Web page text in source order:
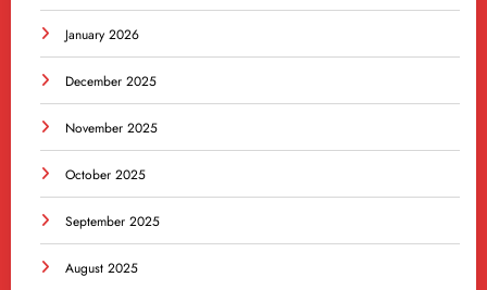
January 2026
December 2025
November 2025
October 2025
September 2025
August 2025